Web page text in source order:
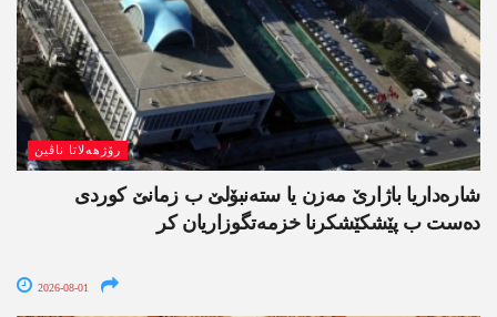
رۆژھەلاتا ناڤین
شارەداریا باژارێ مەزن یا ستەنبۆلێ ب زمانێ کوردی
دەست ب پێشکێشکرنا خزمەتگوزاریان کر
2026-08-01